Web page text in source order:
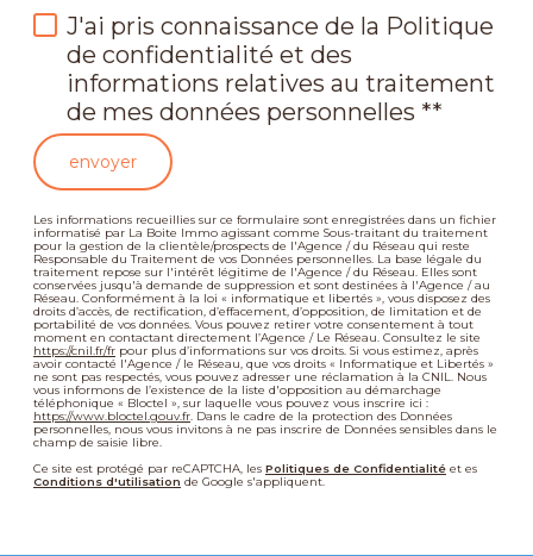
J'ai pris connaissance de la Politique
de confidentialité et des
informations relatives au traitement
de mes données personnelles **
envoyer
Les informations recueillies sur ce formulaire sont enregistrées dans un fichier
informatisé par La Boite Immo agissant comme Sous-traitant du traitement
pour la gestion de la clientèle/prospects de l'Agence / du Réseau qui reste
Responsable du Traitement de vos Données personnelles. La base légale du
traitement repose sur l'intérêt légitime de l'Agence / du Réseau. Elles sont
conservées jusqu'à demande de suppression et sont destinées à l'Agence / au
Réseau. Conformément à la loi « informatique et libertés », vous disposez des
droits d’accès, de rectification, d’effacement, d’opposition, de limitation et de
portabilité de vos données. Vous pouvez retirer votre consentement à tout
moment en contactant directement l’Agence / Le Réseau. Consultez le site
https://cnil.fr/fr pour plus d’informations sur vos droits. Si vous estimez, après
avoir contacté l'Agence / le Réseau, que vos droits « Informatique et Libertés »
ne sont pas respectés, vous pouvez adresser une réclamation à la CNIL. Nous
vous informons de l’existence de la liste d'opposition au démarchage
téléphonique « Bloctel », sur laquelle vous pouvez vous inscrire ici :
https://www.bloctel.gouv.fr. Dans le cadre de la protection des Données
personnelles, nous vous invitons à ne pas inscrire de Données sensibles dans le
champ de saisie libre.
Ce site est protégé par reCAPTCHA, les Politiques de Confidentialité et es
Conditions d'utilisation de Google s'appliquent.